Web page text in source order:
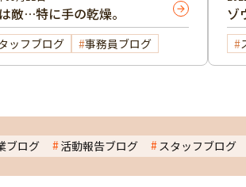
敵…特に手の乾燥。
ッフブログ 事務員ブログ
ゾ
ブログ 活動報告ブログ スタッフブログ